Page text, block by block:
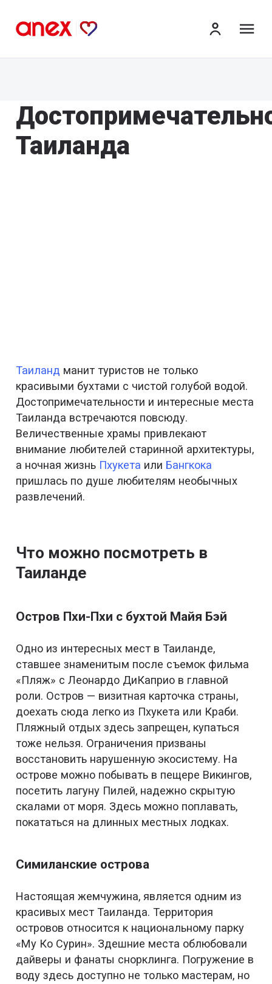
Таиланда
Таиланд манит туристов не только
красивыми бухтами с чистой голубой водой.
Достопримечательности и интересные места
Таиланда встречаются повсюду.
Величественные храмы привлекают
внимание любителей старинной архитектуры,
а ночная жизнь Пхукета или Бангкока
пришлась по душе любителям необычных
развлечений.
Что можно посмотреть в
Таиланде
Остров Пхи-Пхи с бухтой Майя Бэй
Одно из интересных мест в Таиланде,
ставшее знаменитым после съемок фильма
«Пляж» с Леонардо ДиКаприо в главной
роли. Остров — визитная карточка страны,
доехать сюда легко из Пхукета или Краби.
Пляжный отдых здесь запрещен, купаться
тоже нельзя. Ограничения призваны
восстановить нарушенную экосистему. На
острове можно побывать в пещере Викингов,
посетить лагуну Пилей, надежно скрытую
скалами от моря. Здесь можно поплавать,
покататься на длинных местных лодках.
Симиланские острова
Настоящая жемчужина, является одним из
красивых мест Таиланда. Территория
островов относится к национальному парку
«Му Ко Сурин». Здешние места облюбовали
дайверы и фанаты снорклинга. Погружение в
воду здесь доступно не только мастерам, но